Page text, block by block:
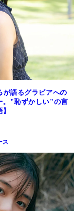
が語るグラビアへの
。"恥ずかしい"の言
ス